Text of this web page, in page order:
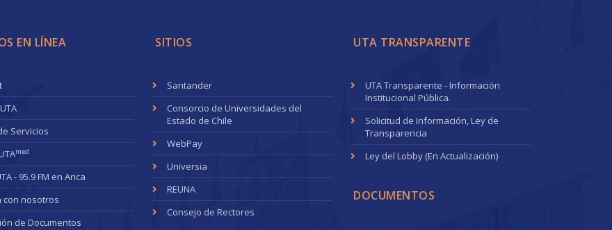
EN LÍNEA
Servicios
med
- 95.9 FM en Arica
con nosotros
de Documentos
SITIOS
Santander
Consorcio de Universidades del
Estado de Chile
WebPay
Universia
REUNA
Consejo de Rectores
UTA TRANSPARENTE
UTA Transparente - Información
Institucional Pública.
Solicitud de Información, Ley de
Transparencia
Ley del Lobby (En Actualización)
DOCUMENTOS